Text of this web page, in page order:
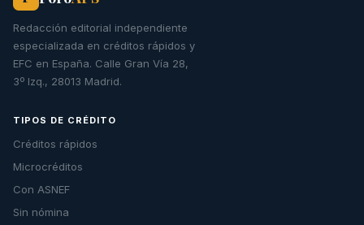
Redacción editorial independiente
especializada en créditos rápidos y
EFC en España. Calle Gran Vía 28,
3º Izq., 28013 Madrid.
TIPOS DE CRÉDITO
Créditos rápidos
Microcréditos
Con ASNEF
Sin nómina